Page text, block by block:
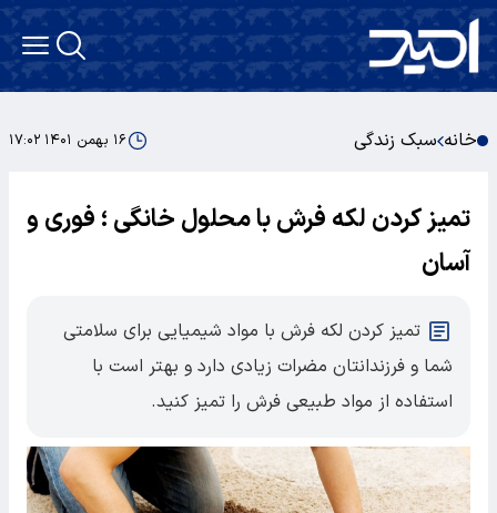
خانه سبک زندگی ۱۶ بهمن ۱۴۰۱ ۱۷:۰۲
تمیز کردن لکه فرش با محلول خانگی ؛ فوری و
آسان
تمیز کردن لکه فرش با مواد شیمیایی برای سلامتی
شما و فرزندانتان مضرات زیادی دارد و بهتر است با
استفاده از مواد طبیعی فرش را تمیز کنید.